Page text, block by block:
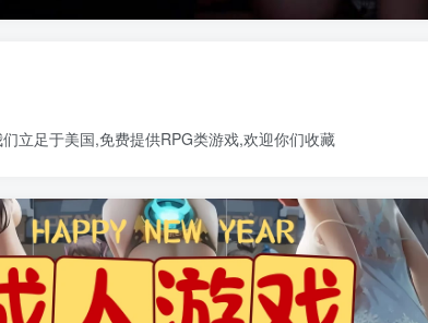
们立足于美国,免费提供RPG类游戏,欢迎你们收藏